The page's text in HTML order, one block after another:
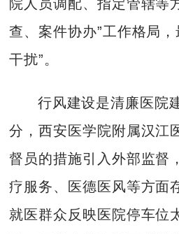
院人员调配、指定管辖等
查、案件协办”工作格局
干扰”。
行风建设是清廉医院
分，西安医学院附属汉江
督员的措施引入外部监督
疗服务、医德医风等方面
就医群众反映医院停车位